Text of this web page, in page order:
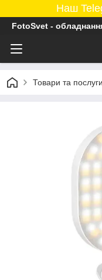
Наш
FotoSvet -
Товари та послуги